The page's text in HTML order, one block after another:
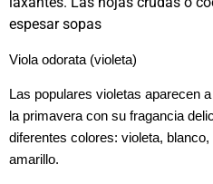
espesar sopas
Viola odorata (violeta)
Las populares violetas aparecen
la primavera con su fragancia
diferentes colores: violeta,
amarillo.